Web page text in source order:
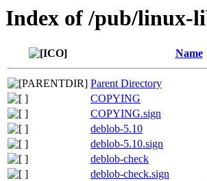
Index of /pub/linux-
Name
Parent Directory
COPYING
COPYING.sign
deblob-5.10
deblob-5.10.sign
deblob-check
deblob-check.sign